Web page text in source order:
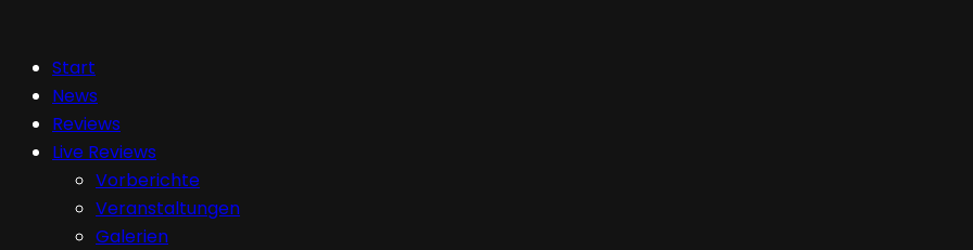
Start
News
Reviews
Live Reviews
Vorberichte
Veranstaltungen
Galerien